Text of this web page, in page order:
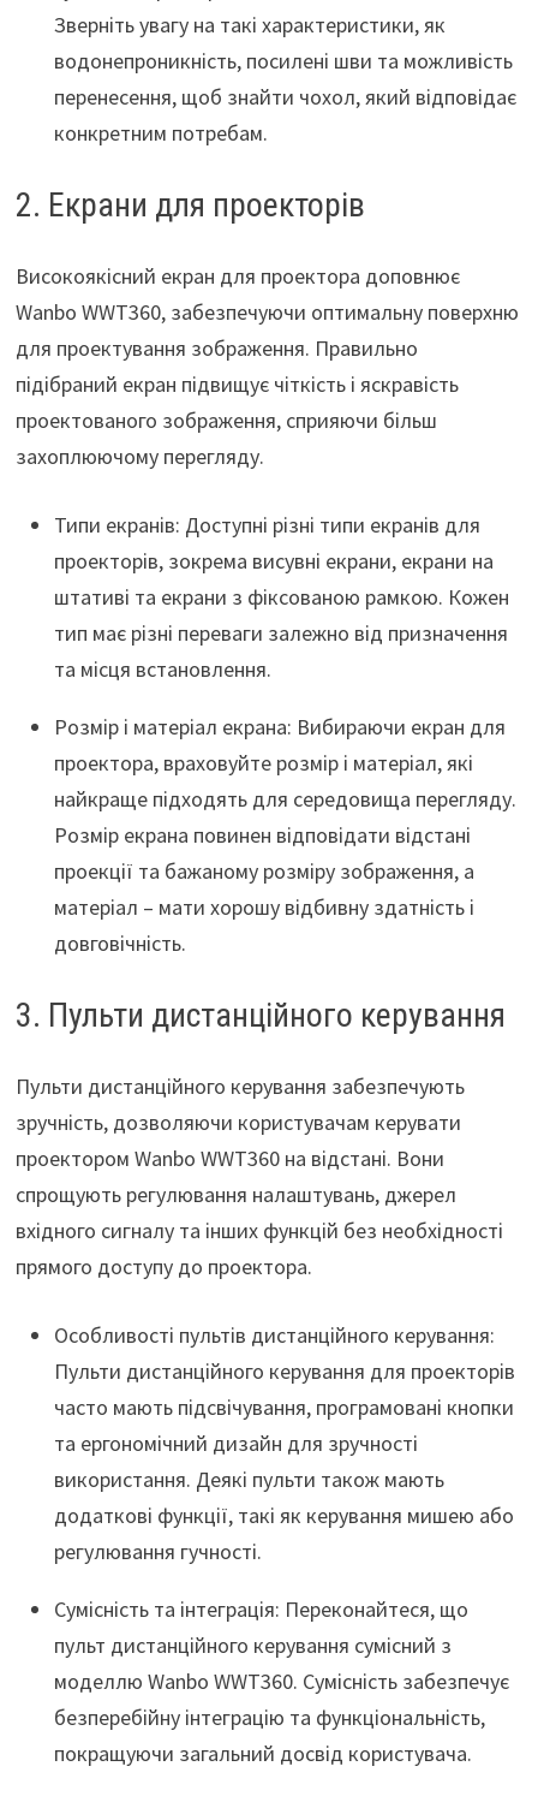
Зверніть увагу на такі характеристики, як
водонепроникність, посилені шви та можливість
перенесення, щоб знайти чохол, який відповідає
конкретним потребам.
2. Екрани для проекторів
Високоякісний екран для проектора доповнює
Wanbo WWT360, забезпечуючи оптимальну поверхню
для проектування зображення. Правильно
підібраний екран підвищує чіткість і яскравість
проектованого зображення, сприяючи більш
захоплюючому перегляду.
Типи екранів: Доступні різні типи екранів для
проекторів, зокрема висувні екрани, екрани на
штативі та екрани з фіксованою рамкою. Кожен
тип має різні переваги залежно від призначення
та місця встановлення.
Розмір і матеріал екрана: Вибираючи екран для
проектора, враховуйте розмір і матеріал, які
найкраще підходять для середовища перегляду.
Розмір екрана повинен відповідати відстані
проекції та бажаному розміру зображення, а
матеріал – мати хорошу відбивну здатність і
довговічність.
3. Пульти дистанційного керування
Пульти дистанційного керування забезпечують
зручність, дозволяючи користувачам керувати
проектором Wanbo WWT360 на відстані. Вони
спрощують регулювання налаштувань, джерел
вхідного сигналу та інших функцій без необхідності
прямого доступу до проектора.
Особливості пультів дистанційного керування:
Пульти дистанційного керування для проекторів
часто мають підсвічування, програмовані кнопки
та ергономічний дизайн для зручності
використання. Деякі пульти також мають
додаткові функції, такі як керування мишею або
регулювання гучності.
Сумісність та інтеграція: Переконайтеся, що
пульт дистанційного керування сумісний з
моделлю Wanbo WWT360. Сумісність забезпечує
безперебійну інтеграцію та функціональність,
покращуючи загальний досвід користувача.